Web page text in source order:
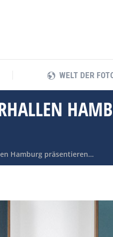
WELT DER
Hamburg präsentieren…